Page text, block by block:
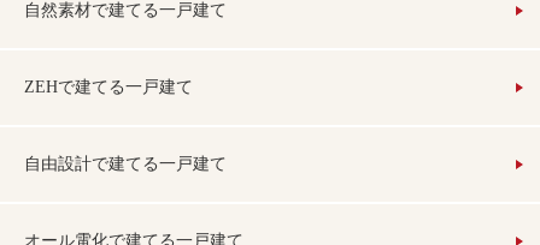
自然素材で建てる一戸建て
ZEHで建てる一戸建て
自由設計で建てる一戸建て
オール電化で建てる一戸建て